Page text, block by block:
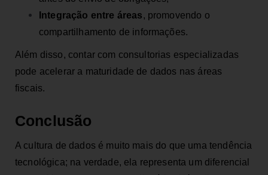
Integração entre áreas, promovendo o
compartilhamento de informações.
Além disso, contar com consultorias especializadas
pode acelerar a maturidade de dados nas áreas
fiscais.
Conclusão
A cultura de dados é muito mais do que uma tendência
tecnológica; na verdade, ela representa um diferencial